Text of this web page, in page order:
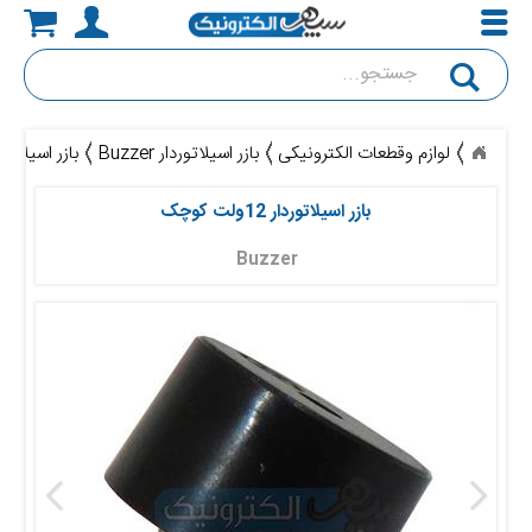
جستجو
لوازم وقطعات الکترونیکی بازر اسیلاتوردار Buzzer
بازر اسیلاتوردار
بازر اسیلاتوردار 12ولت کوچک
Buzzer